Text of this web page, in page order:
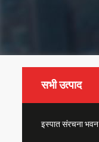
सभी उत्पाद
इस्पात संरचना भवन